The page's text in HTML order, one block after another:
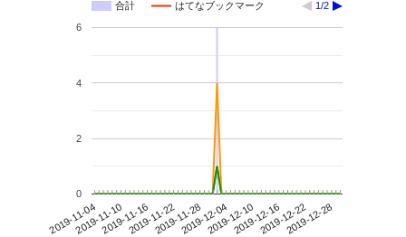
合計 はてなブックマーク 1/2
2019-11-042019-11-102019-11-162019-11-222019-11-282019-12-042019-12-102019-12-162019-12-222019-12-28
0
2
4
6